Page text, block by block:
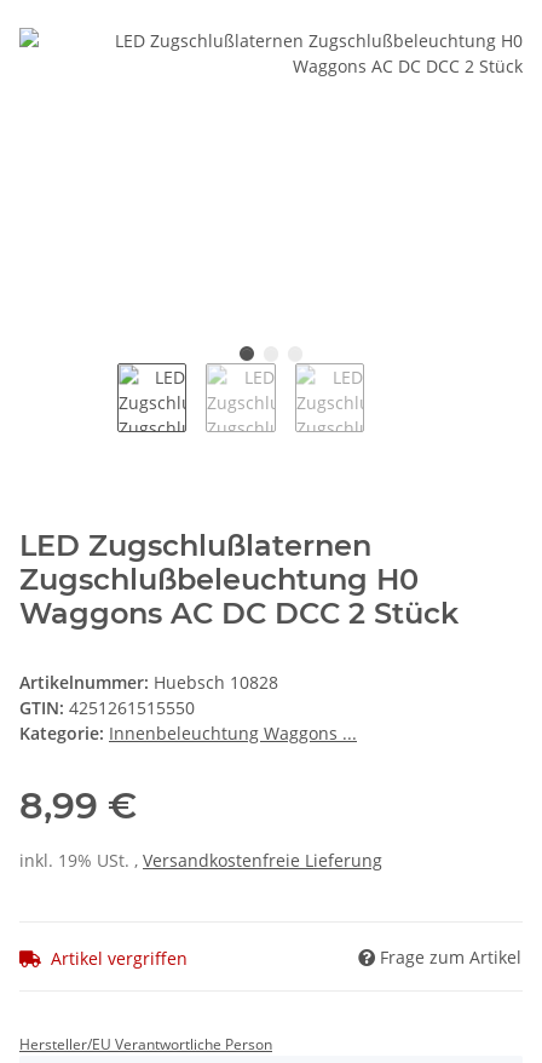
LED Zugschlußlaternen
Zugschlußbeleuchtung H0
Waggons AC DC DCC 2 Stück
Artikelnummer: Huebsch 10828
GTIN: 4251261515550
Kategorie: Innenbeleuchtung Waggons ...
8,99 €
inkl. 19% USt. , Versandkostenfreie Lieferung
Artikel vergriffen Frage zum Artikel
Hersteller/EU Verantwortliche Person